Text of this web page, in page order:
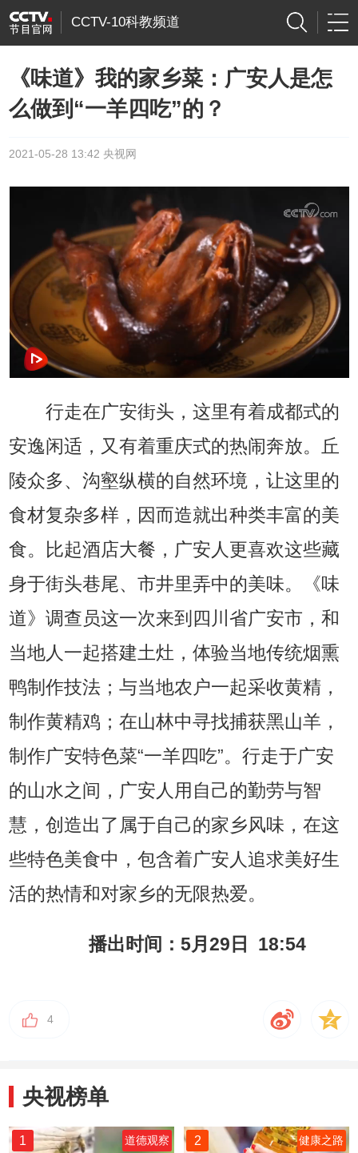
CCTV-10科教频道
《味道》我的家乡菜：广安人是怎
么做到“一羊四吃”的？
2021-05-28 13:42 央视网
行走在广安街头，这里有着成都式的
安逸闲适，又有着重庆式的热闹奔放。丘
陵众多、沟壑纵横的自然环境，让这里的
食材复杂多样，因而造就出种类丰富的美
食。比起酒店大餐，广安人更喜欢这些藏
身于街头巷尾、市井里弄中的美味。《味
道》调查员这一次来到四川省广安市，和
当地人一起搭建土灶，体验当地传统烟熏
鸭制作技法；与当地农户一起采收黄精，
制作黄精鸡；在山林中寻找捕获黑山羊，
制作广安特色菜“一羊四吃”。行走于广安
的山水之间，广安人用自己的勤劳与智
慧，创造出了属于自己的家乡风味，在这
些特色美食中，包含着广安人追求美好生
活的热情和对家乡的无限热爱。
播出时间：5月29日 18:54
4
央视榜单
1 道德观察 2 健康之路